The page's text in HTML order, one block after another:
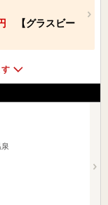
【グラスビー